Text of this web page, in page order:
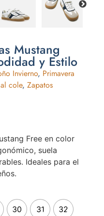
Mustang
y Estilo
Invierno, Primavera
cole,Zapatos
Free en color
suela
Ideales para el
30 31 32